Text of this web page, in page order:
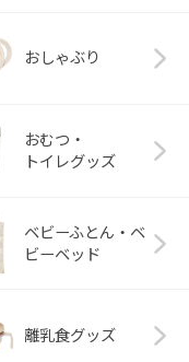
おしゃぶり
おむつ・
トイレグッズ
ベビーふとん・ベ
ビーベッド
離乳食グッズ